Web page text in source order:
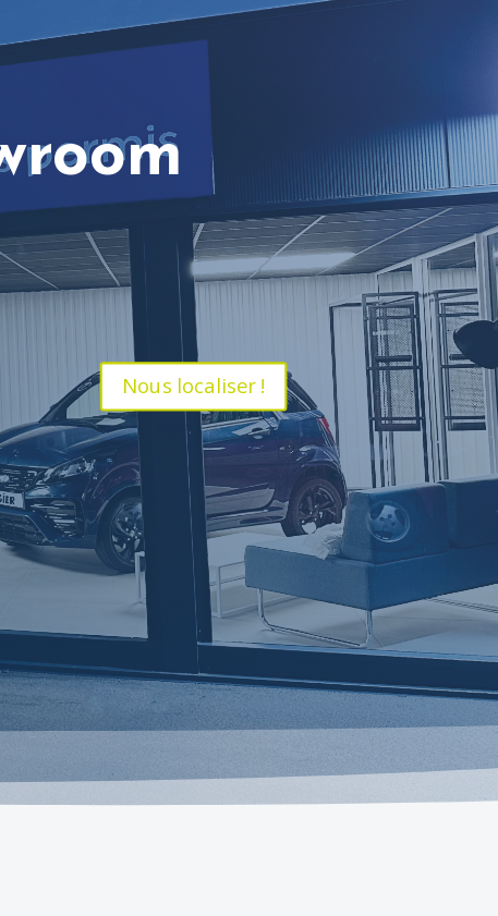
Nous localiser !